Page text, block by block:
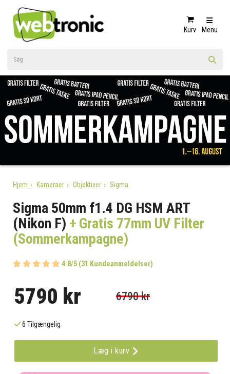
Kurv Menu
Hjem Kameraer Objektiver Sigma
Sigma 50mm f1.4 DG HSM ART
(Nikon F) + Gratis 77mm UV Filter
(Sommerkampagne)
4.8/5 (31 Kundeanmeldelser)
5790 kr 6790 kr
6 Tilgængelig
Læg i kurv